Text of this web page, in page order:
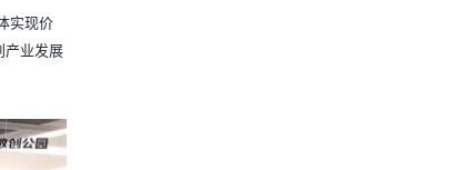
实现价
产业发展